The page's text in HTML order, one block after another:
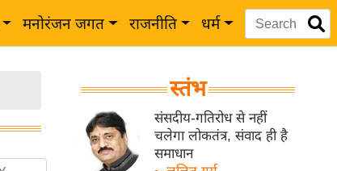
मनोरंजन जगत राजनीति धर्म
स्तंभ
संसदीय-गतिरोध से नहीं
चलेगा लोकतंत्र, संवाद ही है
समाधान